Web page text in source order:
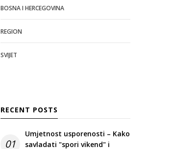
BOSNA I HERCEGOVINA
REGION
SVIJET
RECENT POSTS
01
Umjetnost usporenosti – Kako
savladati "spori vikend" i